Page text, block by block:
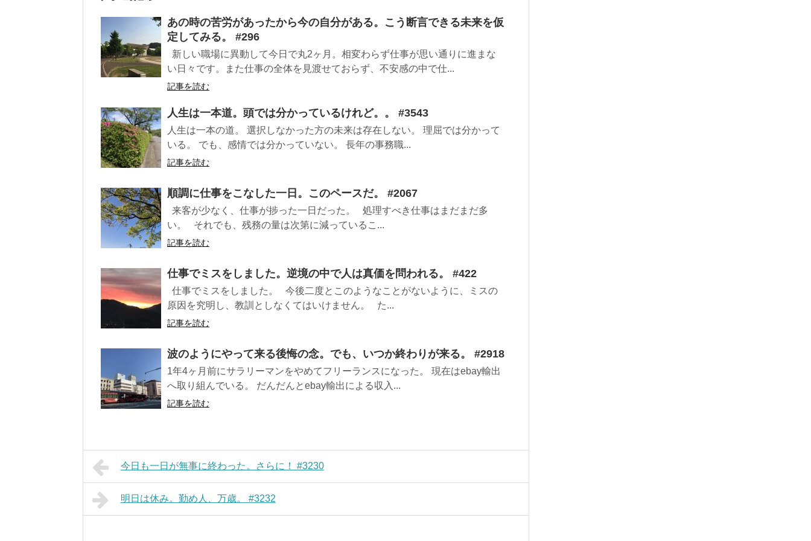
あの時の苦労があったから今の自分がある。こう断言できる未来を仮
定してみる。 #296
新しい職場に異動して今日で丸2ヶ月。相変わらず仕事が思い通りに進まな
い日々です。また仕事の全体を見渡せておらず、不安感の中で仕...
記事を読む
人生は一本道。頭では分かっているけれど。。 #3543
人生は一本の道。 選択しなかった方の未来は存在しない。 理屈では分かって
いる。 でも、感情では分かっていない。 長年の事務職...
記事を読む
順調に仕事をこなした一日。このペースだ。 #2067
来客が少なく、仕事が捗った一日だった。 処理すべき仕事はまだまだ多
い。 それでも、残務の量は次第に減っているこ...
記事を読む
仕事でミスをしました。逆境の中で人は真価を問われる。 #422
仕事でミスをしました。 今後二度とこのようなことがないように、ミスの
原因を究明し、教訓としなくてはいけません。 た...
記事を読む
波のようにやって来る後悔の念。でも、いつか終わりが来る。 #2918
1年4ヶ月前にサラリーマンをやめてフリーランスになった。 現在はebay輸出
へ取り組んでいる。 だんだんとebay輸出による収入...
記事を読む
今日も一日が無事に終わった。さらに！ #3230
明日は休み。勤め人、万歳。 #3232